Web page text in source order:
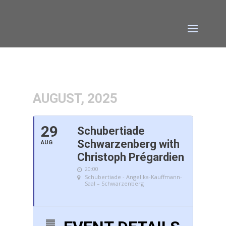
AUGUST, 2025
29
AUG
Schubertiade
Schwarzenberg with
Christoph Prégardien
20:00
Schubertiade - Angelika-Kauffmann-
Saal – Schwarzenberg